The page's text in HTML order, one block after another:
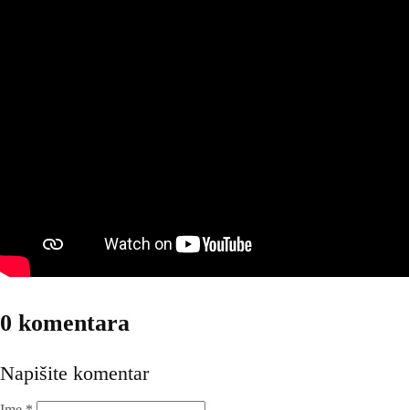
0 komentara
Napišite komentar